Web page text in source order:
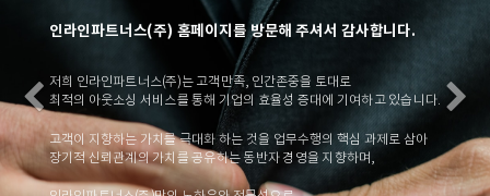
인라인파트너스(주) 홈페이지를 방문해 주셔서 감사합니다.
저희 인라인파트너스(주)는 고객만족, 인간존중을 토대로
최적의 아웃소싱 서비스를 통해 기업의 효율성 증대에 기여하고 있습니다.
고객이 지향하는 가치를 극대화 하는 것을 업무수행의 핵심 과제로 삼아
장기적 신뢰관계의 가치를 공유하는 동반자 경영을 지향하며,
Previous